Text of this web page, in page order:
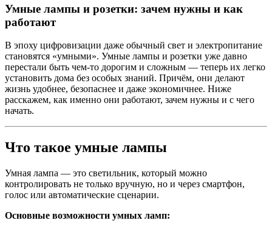
Умные лампы и розетки: зачем нужны и как
работают
В эпоху цифровизации даже обычный свет и электропитание
становятся «умными». Умные лампы и розетки уже давно
перестали быть чем-то дорогим и сложным — теперь их легко
установить дома без особых знаний. Причём, они делают
жизнь удобнее, безопаснее и даже экономичнее. Ниже
расскажем, как именно они работают, зачем нужны и с чего
начать.
Что такое умные лампы
Умная лампа — это светильник, который можно
контролировать не только вручную, но и через смартфон,
голос или автоматические сценарии.
Основные возможности умных ламп: